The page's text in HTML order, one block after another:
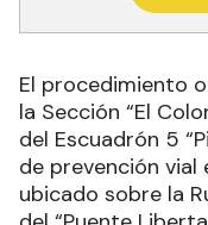
El procedimiento
la Sección “El
del Escuadrón 5
de prevención
ubicado sobre la